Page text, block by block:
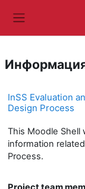
InSS Evaluation
Design Process
This Moodle Shell
information
Process.